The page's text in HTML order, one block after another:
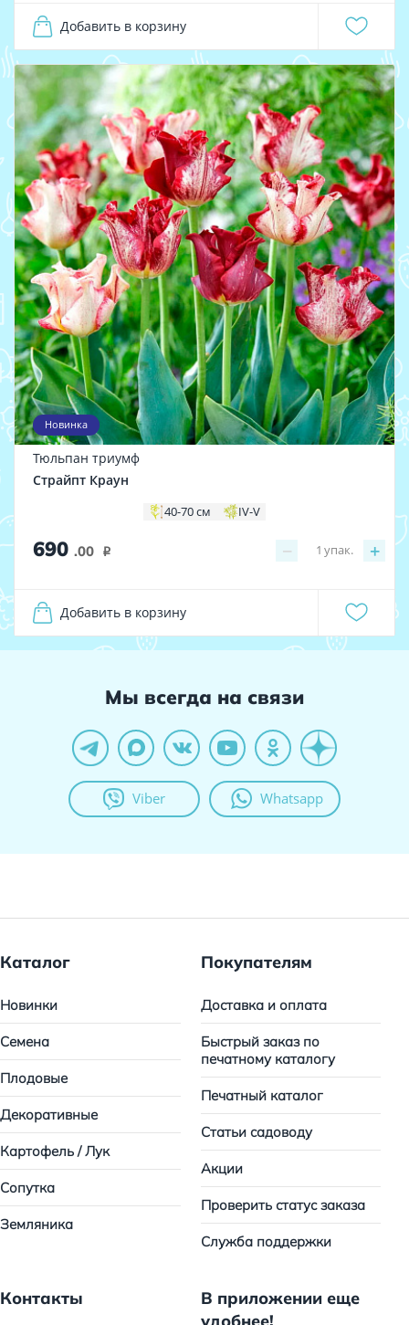
Добавить в корзину
Новинка
Тюльпан триумф
Страйпт Краун
40-70 см IV-V
690 .00 i − +
1 упак.
Добавить в корзину
Мы всегда на связи
Viber Whatsapp
Каталог
Новинки
Семена
Плодовые
Декоративные
Картофель / Лук
Сопутка
Земляника
Покупателям
Доставка и оплата
Быстрый заказ по
печатному каталогу
Печатный каталог
Статьи садоводу
Акции
Проверить статус заказа
Служба поддержки
Контакты
В приложении еще